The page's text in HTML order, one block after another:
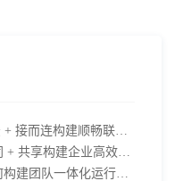
打通部门协作脉络：5 个方法 + 接而连构建顺畅联动团队
打破信息孤岛：接而连以协同 + 共享构建企业高效办公生态
破局跨部门协作：接而连如何构建团队一体化运行新格局